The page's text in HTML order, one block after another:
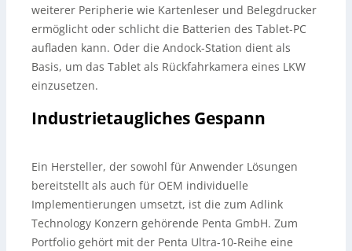
weiterer Peripherie wie Kartenleser und Belegdrucker
ermöglicht oder schlicht die Batterien des Tablet-PC
aufladen kann. Oder die Andock-Station dient als
Basis, um das Tablet als Rückfahrkamera eines LKW
einzusetzen.
Industrietaugliches Gespann
Ein Hersteller, der sowohl für Anwender Lösungen
bereitstellt als auch für OEM individuelle
Implementierungen umsetzt, ist die zum Adlink
Technology Konzern gehörende Penta GmbH. Zum
Portfolio gehört mit der Penta Ultra-10-Reihe eine